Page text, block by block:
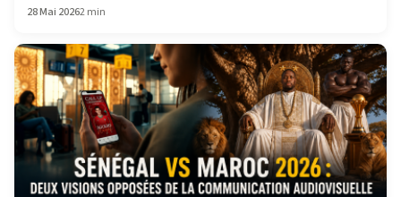
28 Mai 20262 min